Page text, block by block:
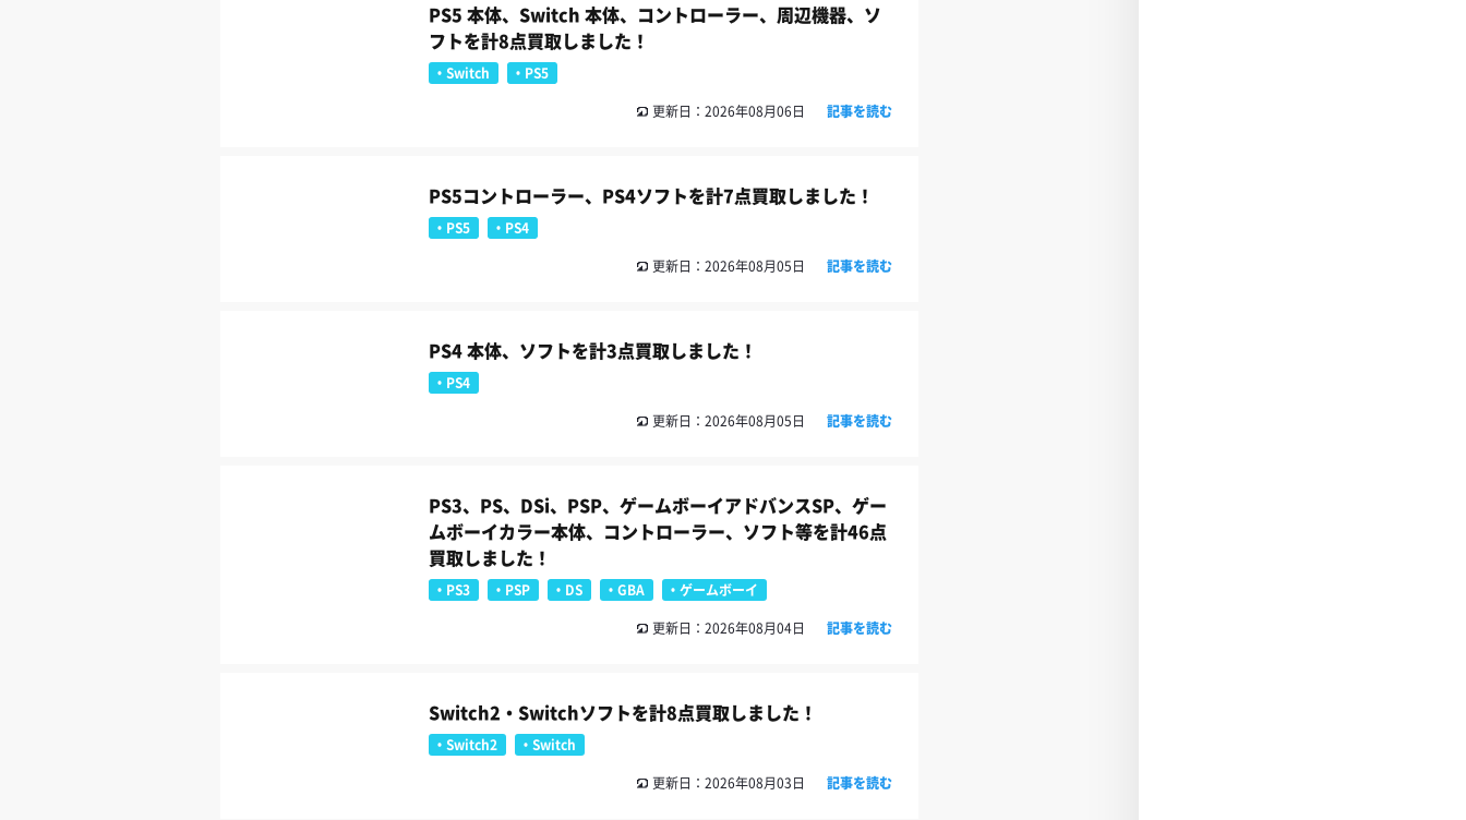
PS5 本体、Switch 本体、コントローラー、周辺機器、ソ
フトを計8点買取しました！
Switch PS5
更新日：2026年08月06日 記事を読む
PS5コントローラー、PS4ソフトを計7点買取しました！
PS5 PS4
更新日：2026年08月05日 記事を読む
PS4 本体、ソフトを計3点買取しました！
PS4
更新日：2026年08月05日 記事を読む
PS3、PS、DSi、PSP、ゲームボーイアドバンスSP、ゲー
ムボーイカラー本体、コントローラー、ソフト等を計46点
買取しました！
PS3 PSP DS GBA ゲームボーイ
更新日：2026年08月04日 記事を読む
Switch2・Switchソフトを計8点買取しました！
Switch2 Switch
更新日：2026年08月03日 記事を読む